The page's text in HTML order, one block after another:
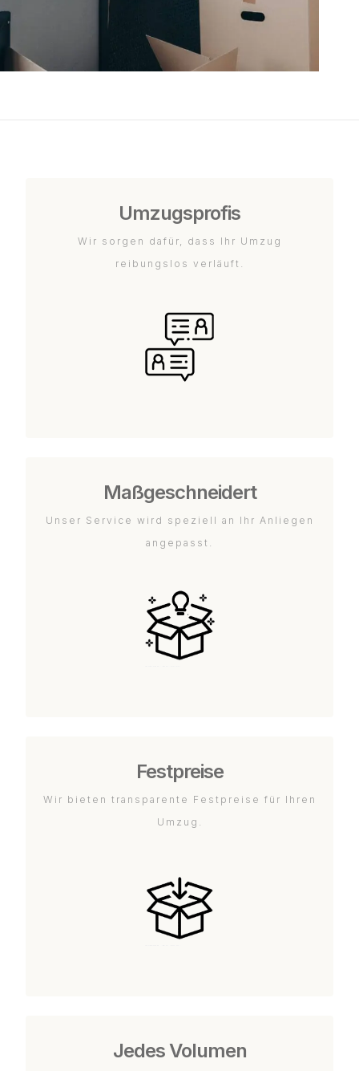
Umzugsprofis
Wir sorgen dafür, dass Ihr Umzug
reibungslos verläuft.
Maßgeschneidert
Unser Service wird speziell an Ihr Anliegen
angepasst.
Festpreise
Wir bieten transparente Festpreise für Ihren
Umzug.
Jedes Volumen